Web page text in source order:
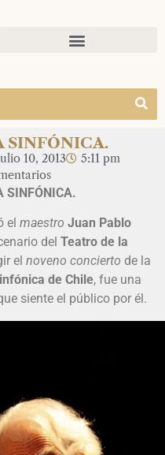
SINFÓNICA.
10, 2013
5:11 pm
SINFÓNICA.
el maestro Juan Pablo
del Teatro de la
el noveno concierto de la
de Chile, fue una
siente el público por él.